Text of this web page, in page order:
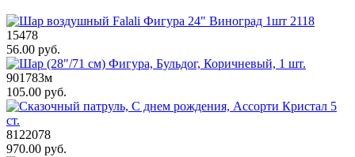
15478
56.00 руб.
901783м
105.00 руб.
8122078
970.00 руб.